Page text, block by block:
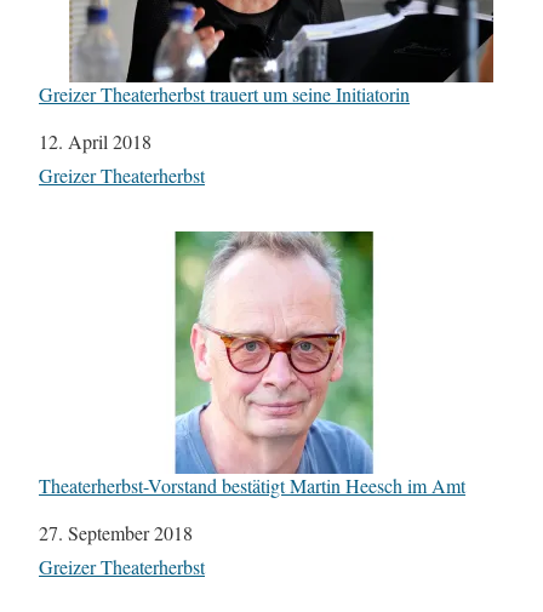
Greizer Theaterherbst trauert um seine Initiatorin
Datum
12. April 2018
In Bezug auf
Greizer Theaterherbst
Theaterherbst-Vorstand bestätigt Martin Heesch im Amt
Datum
27. September 2018
In Bezug auf
Greizer Theaterherbst